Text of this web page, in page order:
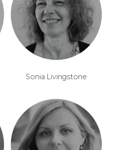
Sonia Livingstone